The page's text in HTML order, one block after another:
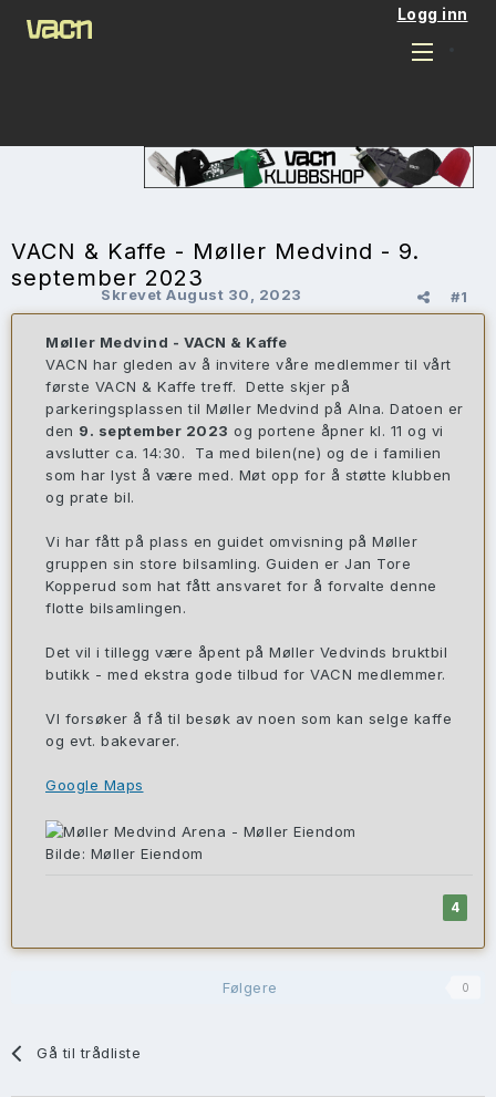
Logg inn
VACN & Kaffe - Møller Medvind - 9.
september 2023
#1
Skrevet August 30, 2023
Møller Medvind - VACN & Kaffe
VACN har gleden av å invitere våre medlemmer til vårt
første VACN & Kaffe treff. Dette skjer på
parkeringsplassen til Møller Medvind på Alna. Datoen er
den 9. september 2023 og portene åpner kl. 11 og vi
avslutter ca. 14:30. Ta med bilen(ne) og de i familien
som har lyst å være med. Møt opp for å støtte klubben
og prate bil.
Vi har fått på plass en guidet omvisning på Møller
gruppen sin store bilsamling. Guiden er Jan Tore
Kopperud som hat fått ansvaret for å forvalte denne
flotte bilsamlingen.
Det vil i tillegg være åpent på Møller Vedvinds bruktbil
butikk - med ekstra gode tilbud for VACN medlemmer.
VI forsøker å få til besøk av noen som kan selge kaffe
og evt. bakevarer.
Google Maps
Bilde: Møller Eiendom
4
Følgere 0
Gå til trådliste